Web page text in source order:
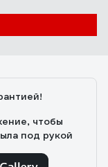
чтобы
под рукой